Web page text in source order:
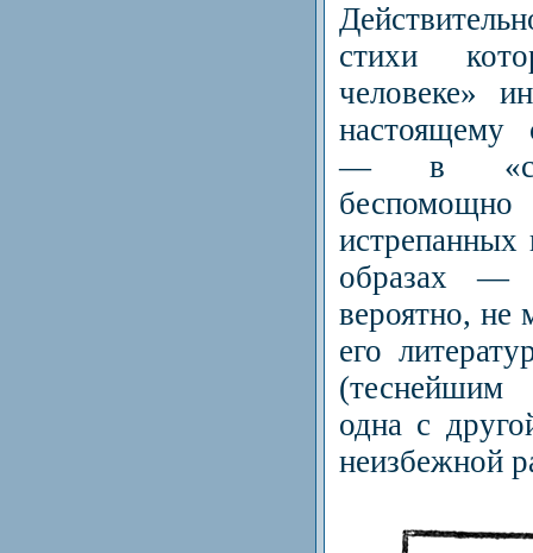
стихи
человеке»
настоящему
— в
образах —
вероятно, не
его
(теснейшим
одна с
неизбежной